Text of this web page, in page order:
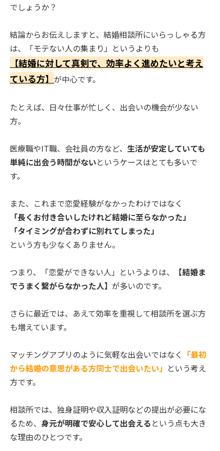
でしょうか？
結論からお伝えしますと、結婚相談所にいらっしゃる方
は、「モテない人の集まり」というよりも
【結婚に対して真剣で、効率よく進めたいと考え
ている方】 が中心です。
たとえば、日々仕事が忙しく、出会いの機会が少ない
方。
医療職やIT職、会社員の方など、 生活が安定していても
単純に出会う時間がないというケースはとても多いで
す。
また、これまで恋愛経験がなかったわけではなく
「長くお付き合いしたけれど結婚に至らなかった」
「タイミングが合わずに別れてしまった」
という方も少なくありません。
つまり、「恋愛ができない人」というよりは、
【結婚ま
でうまく繋がらなかった人】 が多いのです。
さらに最近では、あえて効率を重視して相談所を選ぶ方
も増えています。
マッチングアプリのように気軽な出会いではなく
「最初
から結婚の意思がある方同士で出会いたい」 という考え
方です。
相談所では、独身証明や収入証明などの提出が必要にな
るため、 身元が明確で安心して出会える という点も大き
な理由のひとつです。